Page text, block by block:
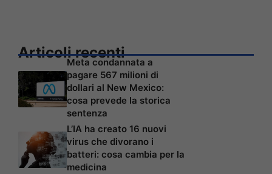
Articoli recenti
Meta condannata a
pagare 567 milioni di
dollari al New Mexico:
cosa prevede la storica
sentenza
L’IA ha creato 16 nuovi
virus che divorano i
batteri: cosa cambia per la
medicina